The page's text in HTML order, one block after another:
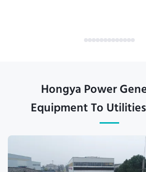
Hongya Power
Equipment To